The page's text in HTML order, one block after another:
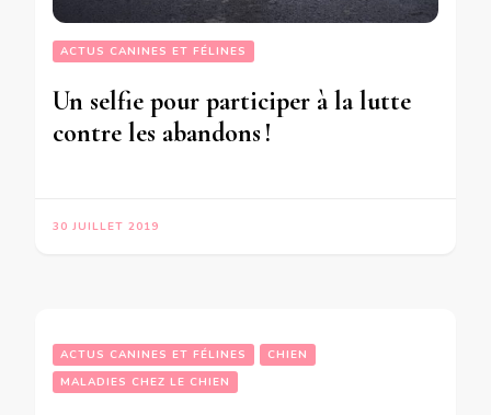
ACTUS CANINES ET FÉLINES
Un selfie pour participer à la lutte
contre les abandons !
30 JUILLET 2019
ACTUS CANINES ET FÉLINES
CHIEN
MALADIES CHEZ LE CHIEN